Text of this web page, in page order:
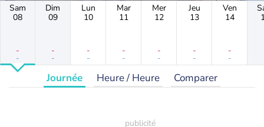
Sam
08
-
-
Dim
09
-
-
Lun
10
-
-
Mar
11
-
-
Mer
12
-
-
Jeu
13
-
-
Ven
14
-
-
Journée Heure / Heure Comparer